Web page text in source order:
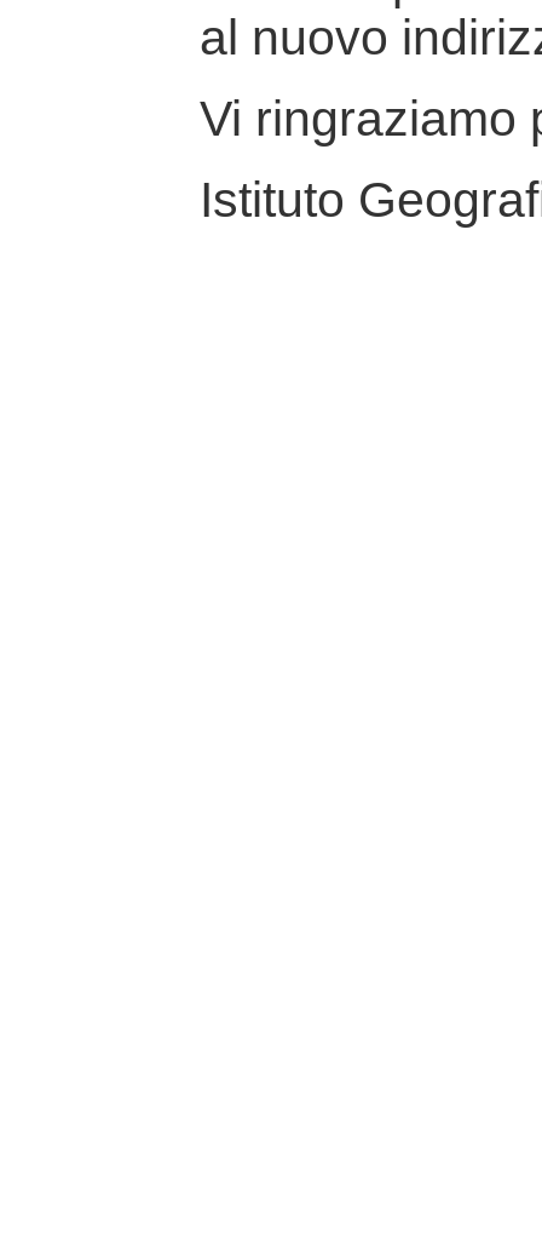
al nuovo
Vi ringraziamo
Istituto